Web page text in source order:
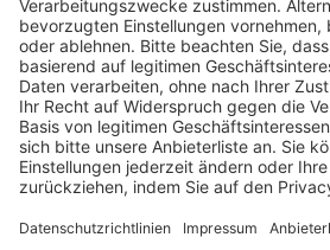
Schulungsangebot Vereinsmitarbeiter
BFV-Geschäftsstellen
Trainerbörse
Login SpielPlus
FOLGE DEM BFV